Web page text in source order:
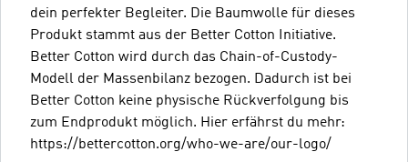
dein perfekter Begleiter. Die Baumwolle für dieses
Produkt stammt aus der Better Cotton Initiative.
Better Cotton wird durch das Chain-of-Custody-
Modell der Massenbilanz bezogen. Dadurch ist bei
Better Cotton keine physische Rückverfolgung bis
zum Endprodukt möglich. Hier erfährst du mehr:
https://bettercotton.org/who-we-are/our-logo/